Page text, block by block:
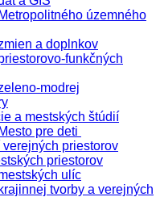
územného
a doplnkov
funkčných
modrej
a mestských štúdií
pre deti
priestorov
priestorov
ulíc
tvorby a verejných